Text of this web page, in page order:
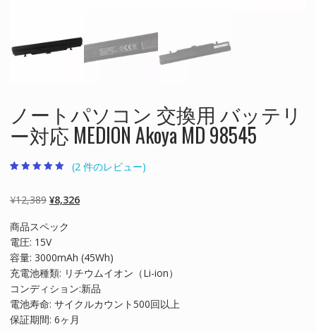
ノートパソコン 交換用 バッテリ
ー対応 MEDION Akoya MD 98545
評価のうち、
5.00点
(2 件のレビュー)
¥12,389 元
価
格
は
¥12,389
で
し
た。
¥8,326現
格
は
¥8,326
で
商品スペック
電圧: 15V
容量: 3000mAh (45Wh)
充電池種類: リチウムイオン（Li-ion）
コンディション:新品
電池寿命: サイクルカウント500回以上
保証期間: 6ヶ月